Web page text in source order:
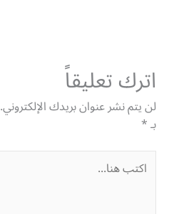
اترك تعليقاً
لن يتم نشر عنوان بريدك الإلكتروني.
بـ*
اكتب
هنا...